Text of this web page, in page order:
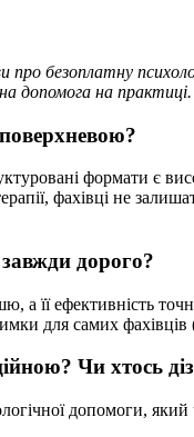
про безоплатну
допомога на практиці.
формати є
фахівці не
дорого?
а її ефективність
для самих фахівців
Чи хтось
допомоги, який